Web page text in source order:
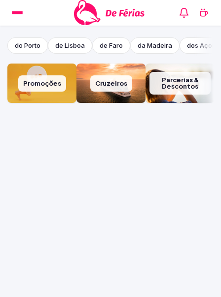
do Porto de Lisboa de Faro da Madeira dos
Promoções Cruzeiros
Parcerias &
Descontos